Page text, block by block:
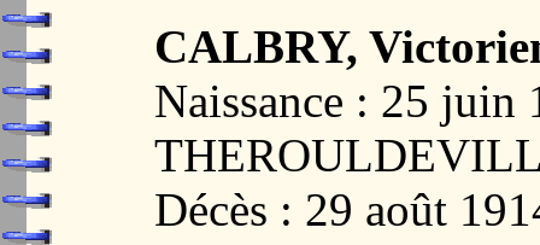
CALBRY,
Naissance : 25 juin
Décès : 29 août